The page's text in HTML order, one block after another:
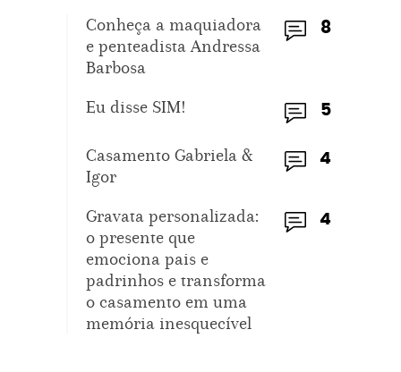
8
Conheça a maquiadora
e penteadista Andressa
Barbosa
5
Eu disse SIM!
4
Casamento Gabriela &
Igor
4
Gravata personalizada:
o presente que
emociona pais e
padrinhos e transforma
o casamento em uma
memória inesquecível